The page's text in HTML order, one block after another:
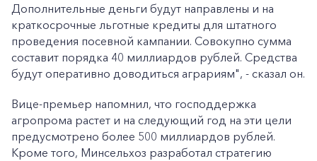
Дополнительные деньги будут направлены и на
краткосрочные льготные кредиты для штатного
проведения посевной кампании. Совокупно сумма
составит порядка 40 миллиардов рублей. Средства
будут оперативно доводиться аграриям", - сказал он.
Вице-премьер напомнил, что господдержка
агропрома растет и на следующий год на эти цели
предусмотрено более 500 миллиардов рублей.
Кроме того, Минсельхоз разработал стратегию